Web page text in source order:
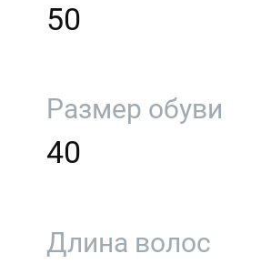
50
Размер обуви
40
Длина волос